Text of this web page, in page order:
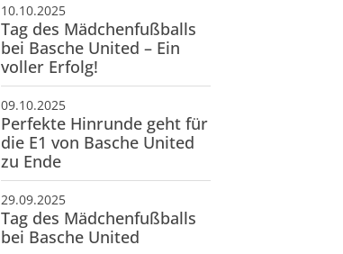
10.10.2025
Tag des Mädchenfußballs
bei Basche United – Ein
voller Erfolg!
09.10.2025
Perfekte Hinrunde geht für
die E1 von Basche United
zu Ende
29.09.2025
Tag des Mädchenfußballs
bei Basche United